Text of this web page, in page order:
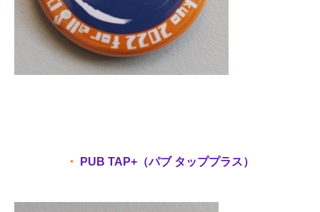
・ PUB TAP+（パブ タッププラス）